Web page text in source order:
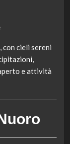
con cieli sereni
e attività